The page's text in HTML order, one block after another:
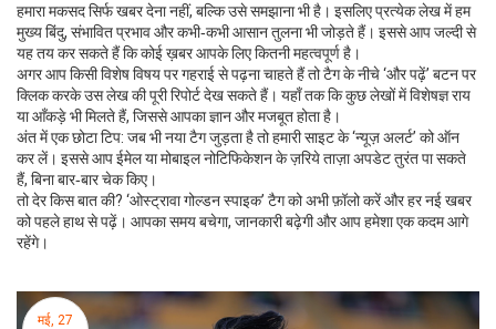
हमारा मकसद सिर्फ खबर देना नहीं, बल्कि उसे समझाना भी है। इसलिए प्रत्येक लेख में हम
मुख्य बिंदु, संभावित प्रभाव और कभी‑कभी आसान तुलना भी जोड़ते हैं। इससे आप जल्दी से
यह तय कर सकते हैं कि कोई ख़बर आपके लिए कितनी महत्वपूर्ण है।
अगर आप किसी विशेष विषय पर गहराई से पढ़ना चाहते हैं तो टैग के नीचे ‘और पढ़ें’ बटन पर
क्लिक करके उस लेख की पूरी रिपोर्ट देख सकते हैं। यहाँ तक कि कुछ लेखों में विशेषज्ञ राय
या आँकड़े भी मिलते हैं, जिससे आपका ज्ञान और मजबूत होता है।
अंत में एक छोटा टिप: जब भी नया टैग जुड़ता है तो हमारी साइट के ‘न्यूज़ अलर्ट’ को ऑन
कर लें। इससे आप ईमेल या मोबाइल नोटिफिकेशन के ज़रिये ताज़ा अपडेट तुरंत पा सकते
हैं, बिना बार‑बार चेक किए।
तो देर किस बात की? ‘ओस्ट्रावा गोल्डन स्पाइक’ टैग को अभी फ़ॉलो करें और हर नई खबर
को पहले हाथ से पढ़ें। आपका समय बचेगा, जानकारी बढ़ेगी और आप हमेशा एक कदम आगे
रहेंगे।
मई, 27